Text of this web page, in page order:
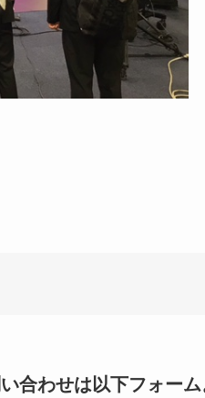
合わせは以下フォーム